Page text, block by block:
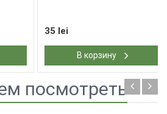
35 lei
В корзину
посмотреть